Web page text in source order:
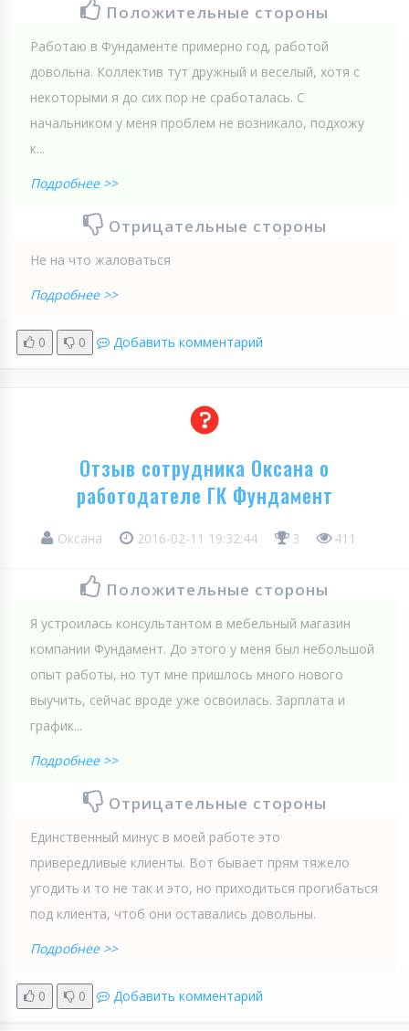
Положительные стороны
Работаю в Фундаменте примерно год, работой
довольна. Коллектив тут дружный и веселый, хотя с
некоторыми я до сих пор не сработалась. С
начальником у меня проблем не возникало, подхожу
к...
Подробнее >>
Отрицательные стороны
Не на что жаловаться
Подробнее >>
0 0 Добавить комментарий
Отзыв сотрудника Оксана о
работодателе ГК Фундамент
Оксана 2016-02-11 19:32:44 3 411
Положительные стороны
Я устроилась консультантом в мебельный магазин
компании Фундамент. До этого у меня был небольшой
опыт работы, но тут мне пришлось много нового
выучить, сейчас вроде уже освоилась. Зарплата и
график...
Подробнее >>
Отрицательные стороны
Eдинственный минус в моей работе это
привередливые клиенты. Вот бывает прям тяжело
угодить и то не так и это, но приходиться прогибаться
под клиента, чтоб они оставались довольны.
Подробнее >>
0 0 Добавить комментарий